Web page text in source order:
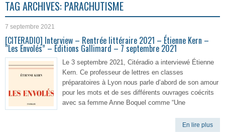
TAG ARCHIVES: PARACHUTISME
7 septembre 2021
[CITERADIO] Interview – Rentrée littéraire 2021 – Étienne Kern –
“Les Envolés” – Éditions Gallimard – 7 septembre 2021
Le 3 septembre 2021, Citéradio a interviewé Étienne
Kern. Ce professeur de lettres en classes
préparatoires à Lyon nous parle d’abord de son amour
pour les mots et de ses différents ouvrages coécrits
avec sa femme Anne Boquel comme “Une
En lire plus